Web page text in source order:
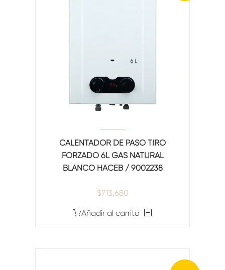
CALENTADOR DE PASO TIRO
FORZADO 6L GAS NATURAL
BLANCO HACEB / 9002238
$713,680
Añadir al carrito